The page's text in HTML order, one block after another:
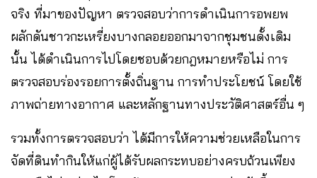
จริง ที่มาของปัญหา ตรวจสอบว่าการดำเนินการอพยพ
ผลักดันชาวกะเหรี่ยงบางกลอยออกมาจากชุมชนดั้งเดิม
นั้น ได้ดำเนินการไปโดยชอบด้วยกฎหมายหรือไม่ การ
ตรวจสอบร่องรอยการตั้งถิ่นฐาน การทำประโยชน์ โดยใช้
ภาพถ่ายทางอากาศ และหลักฐานทางประวัติศาสตร์อื่น ๆ
รวมทั้งการตรวจสอบว่า ได้มีการให้ความช่วยเหลือในการ
จัดที่ดินทำกินให้แก่ผู้ได้รับผลกระทบอย่างครบถ้วนเพียง